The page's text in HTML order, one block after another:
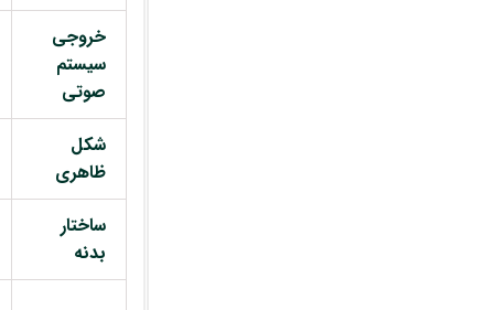
خروجی
سیستم
صوتی
شکل
ظاهری
ساختار
بدنه